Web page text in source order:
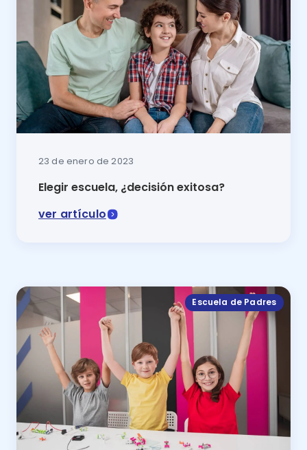
23 de enero de 2023
Elegir escuela, ¿decisión exitosa?
ver artículo
Escuela de Padres